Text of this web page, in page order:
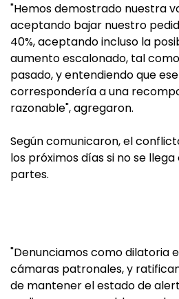
"Hemos demostrado nuestra
aceptando bajar nuestro
40%, aceptando incluso la
aumento escalonado, tal
pasado, y entendiendo que
correspondería a una
razonable", agregaron.
Según comunicaron, el
los próximos días si no se
partes.
"Denunciamos como dilatoria
cámaras patronales, y
de mantener el estado de